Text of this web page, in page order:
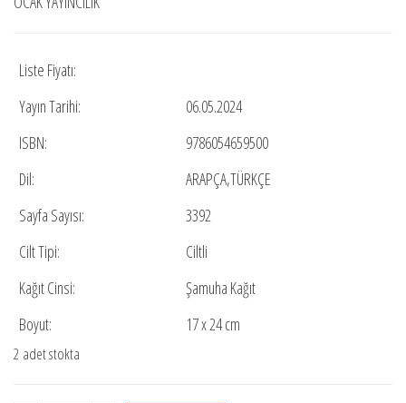
Liste Fiyatı:
Yayın Tarihi:
06.05.2024
ISBN:
9786054659500
Dil:
ARAPÇA,TÜRKÇE
Sayfa Sayısı:
3392
Cilt Tipi:
Ciltli
Kağıt Cinsi:
Şamuha Kağıt
Boyut:
17 x 24 cm
2 adet stokta